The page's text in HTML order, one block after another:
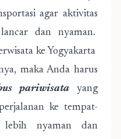
agar aktivitas
dan nyaman.
ke Yogyakarta
maka Anda harus
pariwisata yang
ke tempat-
lebih nyaman dan